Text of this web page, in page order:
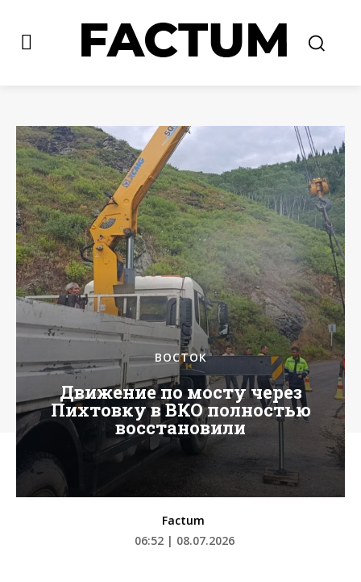
ВОСТОК
Движение по мосту через
Пихтовку в ВКО полностью
восстановили
Factum
06:52 | 08.07.2026